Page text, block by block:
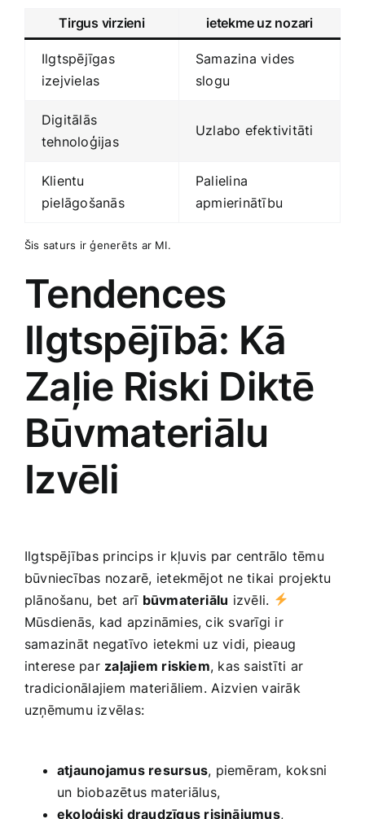
Tirgus virzieni ietekme uz nozari
Ilgtspējīgas
izejvielas
Samazina vides
slogu
Digitālās
tehnoloģijas
Uzlabo efektivitāti
Klientu
pielāgošanās
Palielina
apmierinātību
Šis saturs ir ģenerēts ​ar MI.
Tendences
Ilgtspējībā: Kā
Zaļie Riski Diktē
Būvmateriālu
Izvēli
Ilgtspējības princips ir kļuvis ‌par centrālo tēmu
būvniecības nozarē, ietekmējot ne tikai projektu
plānošanu, bet arī būvmateriālu izvēli.
Mūsdienās, kad ​apzināmies, cik svarīgi ir
samazināt negatīvo ietekmi uz vidi, pieaug
interese par zaļajiem riskiem, kas saistīti ar
tradicionālajiem materiāliem. ⁢Aizvien vairāk
uzņēmumu izvēlas:
atjaunojamus resursus, piemēram, koksni
un biobazētus materiālus,
ekoloģiski draudzīgus risinājumus,